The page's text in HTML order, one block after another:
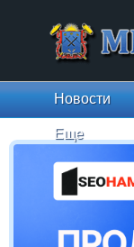
Новости
Еще